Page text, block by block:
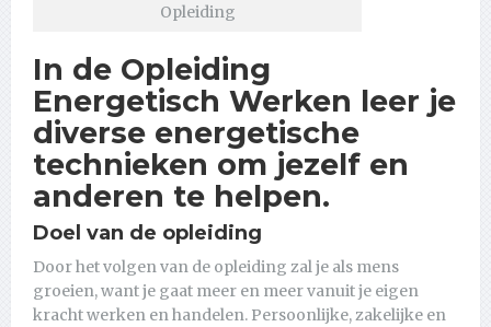
Opleiding
In de Opleiding
Energetisch Werken leer je
diverse energetische
technieken om jezelf en
anderen te helpen.
Doel van de opleiding
Door het volgen van de opleiding zal je als mens
groeien, want je gaat meer en meer vanuit je eigen
kracht werken en handelen. Persoonlijke, zakelijke en